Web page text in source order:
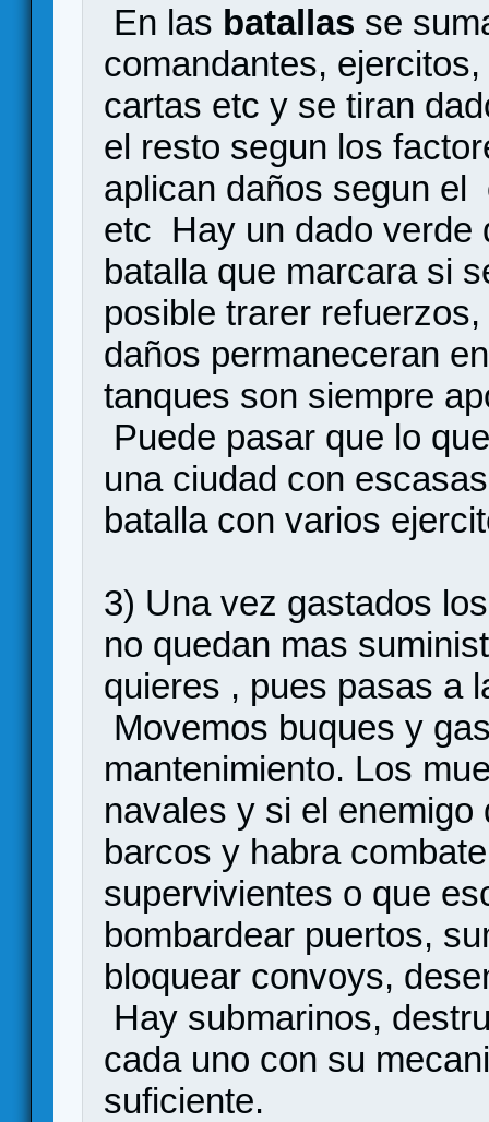
En las batallas se
comandantes,
cartas etc y se tiran
el resto segun los
aplican daños segun el
etc Hay un dado verde
batalla que marcara si
posible trarer
daños permaneceran
tanques son siempre
Puede pasar que lo
una ciudad con
batalla con varios
3) Una vez gastados
no quedan mas
quieres , pues pasas a
Movemos buques y
mantenimiento. Los
navales y si el
barcos y habra
supervivientes o que
bombardear puertos,
bloquear convoys,
Hay submarinos,
cada uno con su
suficiente.